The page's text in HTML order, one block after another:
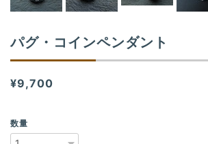
パグ・コインペンダント
¥9,700
数量